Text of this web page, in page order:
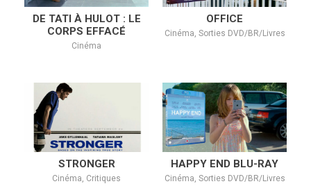
DE TATI À HULOT : LE
CORPS EFFACÉ
Cinéma
OFFICE
Cinéma, Sorties DVD/BR/Livres
STRONGER
Cinéma, Critiques
HAPPY END BLU-RAY
Cinéma, Sorties DVD/BR/Livres